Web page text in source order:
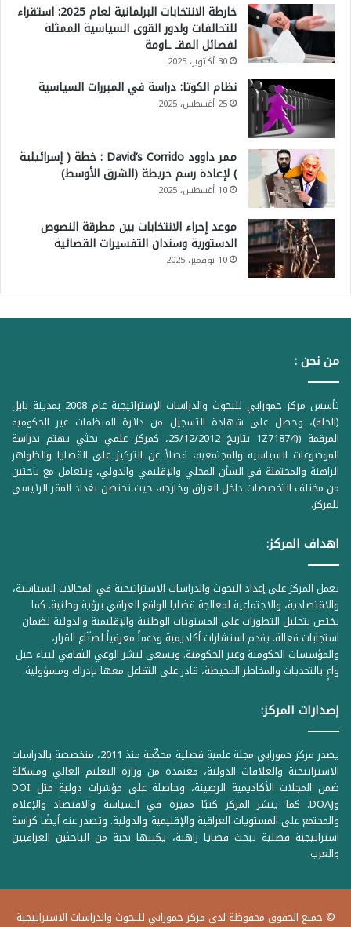
خارطة الانتخابات البرلمانية لعام 2025: استقراء
للتحالفات ولدور القوى السياسية الممثلة
لفصائل المقـ ـاومة
30 أكتوبر، 2025
نظام الكوتا: دراسة في المبررات السياسية
25 أغسطس، 2025
ممر داوود David’s Corrido : خطة ( إسرائيلية
) لإعادة رسم خريطة (الشرق الأوسط)
10 أغسطس، 2025
موعد إجراء الانتخابات بين مطرقة النصوص
الدستورية وسندان التفسيرات القضائية
10 نوفمبر، 2025
من نحن :
تأسس مركز حمورابي للبحوث والدراسات الإستراتيجية عام 2008 بمدينة بابل
(الحلة)، وحصل على شهادة التسجيل من دائرة المنظمات غير الحكومية
المرقمة ((1Z71874 بتاريخ 25/12/2012، كمركز علمي بحثي يهتم بدراسة
الموضوعات السياسية والمجتمعية، فضلاً عن التركيز على القضايا والظواهر
الراهنة والمحتملة في الشأن المحلي والإقليمي والدولي، ويتعامل مع باحثين
من مختلف التخصصات داخل العراق وخارجه، حيث تحتضن بغداد المقر الرئيسي
للمركز.
اهداف المركز:
يعمل المركز على إعداد البحوث والدراسات الاستراتيجية في المجالات السياسية،
والاقتصادية، والاجتماعية لمعالجة قضايا الواقع العراقي برؤية وطنية. كما
يختص بتحليل التطورات على المستويات الوطنية والإقليمية والدولية لضمان
استجابات فعالة. يقدم استشارات أكاديمية ودعماً معرفياً لصنّاع القرار،
والمؤسسات الحكومية وغير الحكومية. ويسعى لنشر الوعي الثقافي لبناء جيل
واعٍ بالتحديات والمخاطر المحيطة، قادر على التفاعل معها بإدراك ومسؤولية.
إصدارات المركز:
يصدر مركز حمورابي مجلة علمية فصلية محكّمة منذ 2011، متخصصة بالدراسات
الاستراتيجية والعلاقات الدولية، معتمدة من وزارة التعليم العالي ومسجّلة
ضمن المجلات الأكاديمية الرصينة، وحاصلة على مؤشرات دولية مثل DOI
وDOAJ. كما ينشر المركز كتبًا مميزة في السياسة والاقتصاد والإعلام
والمجتمع على المستويات العراقية والإقليمية والدولية. وتصدر عنه أيضًا كراسة
استراتيجية فصلية تبحث قضايا راهنة، يكتبها نخبة من الباحثين العراقيين
والعرب.
© جميع الحقوق محفوظة لدى مركز حمورابي للبحوث والدراسات الاستراتيجية